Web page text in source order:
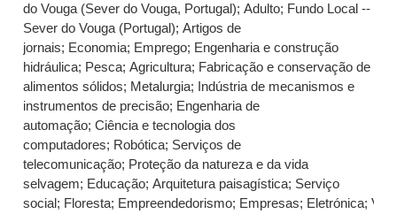
do Vouga (Sever do Vouga, Portugal);Adulto; Fundo Local --
Sever do Vouga (Portugal);Artigos de
jornais; Economia; Emprego; Engenharia e construção
hidráulica; Pesca;Agricultura; Fabricação e conservação de
alimentos sólidos; Metalurgia; Indústria de mecanismos e
instrumentos de precisão; Engenharia de
automação;Ciência e tecnologia dos
computadores; Robótica; Serviços de
telecomunicação; Proteção da natureza e da vida
selvagem; Educação;Arquitetura paisagística; Serviço
social; Floresta; Empreendedorismo; Empresas; Eletrónica;Via